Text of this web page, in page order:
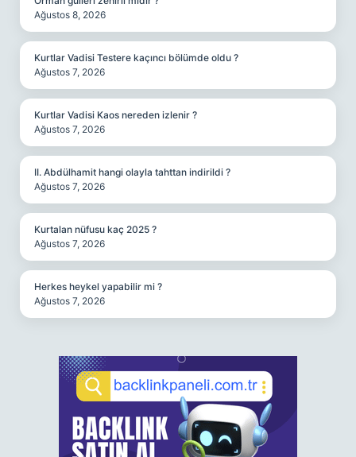
Ağustos 8, 2026
Kurtlar Vadisi Testere kaçıncı bölümde oldu ?
Ağustos 7, 2026
Kurtlar Vadisi Kaos nereden izlenir ?
Ağustos 7, 2026
II. Abdülhamit hangi olayla tahttan indirildi ?
Ağustos 7, 2026
Kurtalan nüfusu kaç 2025 ?
Ağustos 7, 2026
Herkes heykel yapabilir mi ?
Ağustos 7, 2026